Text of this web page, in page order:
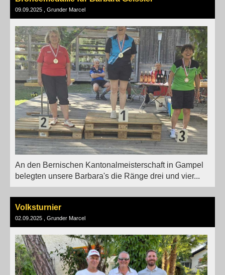
09.09.2025 , Grunder Marcel
An den Bernischen Kantonalmeisterschaft in Gampel
belegten unsere Barbara's die Ränge drei und vier...
Volksturnier
02.09.2025 , Grunder Marcel